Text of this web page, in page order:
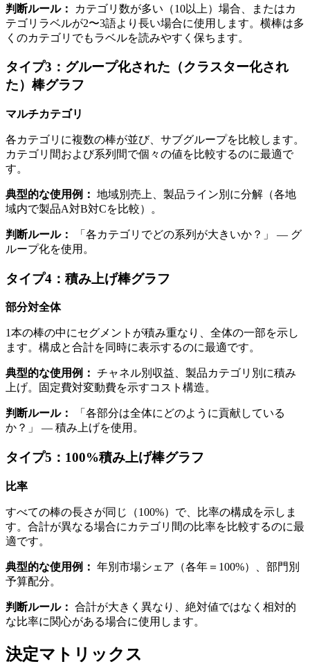
判断ルール：
カテゴリ数が多い（10以上）場合、またはカ
テゴリラベルが2〜3語より長い場合に使用します。横棒は多
くのカテゴリでもラベルを読みやすく保ちます。
タイプ3：グループ化された（クラスター化され
た）棒グラフ
マルチカテゴリ
各カテゴリに複数の棒が並び、サブグループを比較します。
カテゴリ間および系列間で個々の値を比較するのに最適で
す。
典型的な使用例： 地域別売上、製品ライン別に分解（各地
域内で製品A対B対Cを比較）。
判断ルール：
「各カテゴリでどの系列が大きいか？」 — グ
ループ化を使用。
タイプ4：積み上げ棒グラフ
部分対全体
1本の棒の中にセグメントが積み重なり、全体の一部を示し
ます。構成と合計を同時に表示するのに最適です。
典型的な使用例： チャネル別収益、製品カテゴリ別に積み
上げ。固定費対変動費を示すコスト構造。
判断ルール：
「各部分は全体にどのように貢献している
か？」 — 積み上げを使用。
タイプ5：100%積み上げ棒グラフ
比率
すべての棒の長さが同じ（100%）で、比率の構成を示しま
す。合計が異なる場合にカテゴリ間の比率を比較するのに最
適です。
典型的な使用例： 年別市場シェア（各年＝100%）、部門別
予算配分。
判断ルール： 合計が大きく異なり、絶対値ではなく相対的
な比率に関心がある場合に使用します。
決定マトリックス